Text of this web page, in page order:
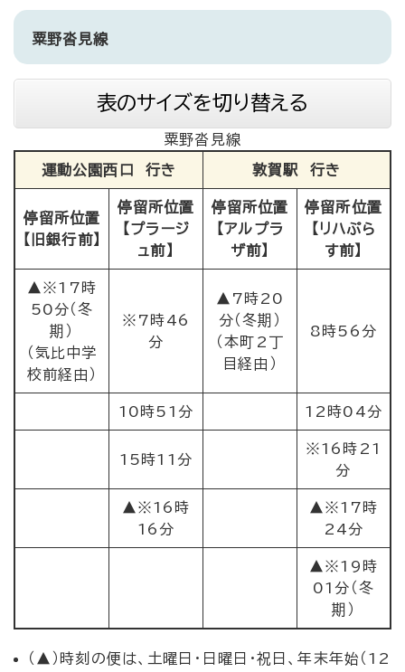
粟野沓見線
表のサイズを切り替える
粟野沓見線
運動公園西口 行き 敦賀駅 行き
停留所位置
【旧銀行前】
停留所位置
【プラージ
ュ前】
停留所位置
【アルプラ
ザ前】
停留所位置
【リハぷら
す前】
▲※17時
50分（冬
期）
（気比中学
校前経由）
※7時46
分
▲7時20
分（冬期）
（本町2丁
目経由）
8時56分
10時51分 12時04分
15時11分
※16時21
分
▲※16時
16分
▲※17時
24分
▲※19時
01分（冬
期）
（▲）時刻の便は、土曜日・日曜日・祝日、年末年始（12